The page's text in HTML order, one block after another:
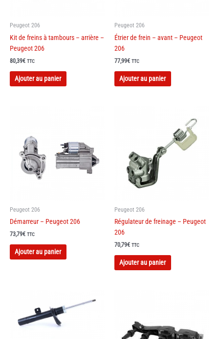
Peugeot 206
Kit de freins à tambours – arrière –
Peugeot 206
80,39€ TTC
Ajouter au panier
Peugeot 206
Étrier de frein – avant – Peugeot
206
77,99€ TTC
Ajouter au panier
Peugeot 206
Démarreur – Peugeot 206
73,79€ TTC
Ajouter au panier
Peugeot 206
Régulateur de freinage – Peugeot
206
70,79€ TTC
Ajouter au panier